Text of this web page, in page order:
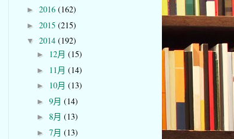
► 2016 (162)
► 2015 (215)
▼ 2014 (192)
► 12月 (15)
► 11月 (14)
► 10月 (13)
► 9月 (14)
► 8月 (13)
► 7月 (13)